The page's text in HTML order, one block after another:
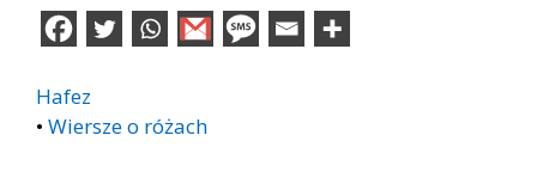
Hafez
• Wiersze o różach